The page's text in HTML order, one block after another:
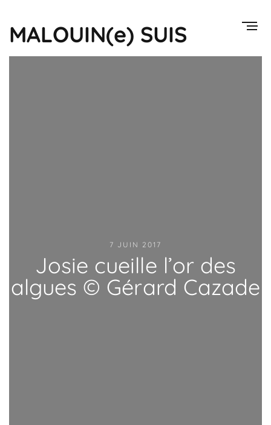
MALOUIN(e) SUIS
7 JUIN 2017
Josie cueille l’or des
algues © Gérard Cazade